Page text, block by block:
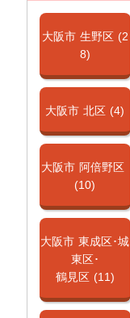
大阪市 生野区 (2
8)
大阪市 北区 (4)
大阪市 阿倍野区
(10)
大阪市 東成区･城
東区･
鶴見区 (11)